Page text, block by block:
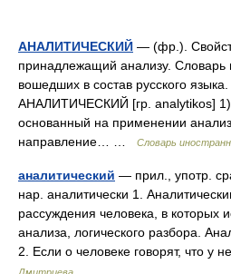
АНАЛИТИЧЕСКИЙ — (фр.).
принадлежащий анализу. Словарь
вошедших в состав русского
АНАЛИТИЧЕСКИЙ [гр. analytikos] 1)
основанный на применении
направление… …
Словарь
аналитический — прил., употр.
нар. аналитически 1.
рассуждения человека, в которых
анализа, логического разбора.
2. Если о человеке говорят, что у